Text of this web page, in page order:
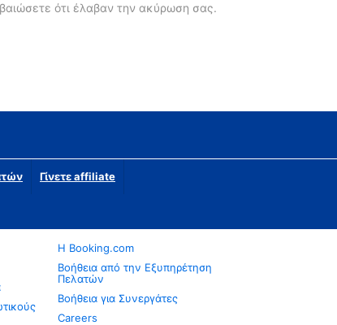
ότι έλαβαν την ακύρωση σας.
Γίνετε affiliate
Η Booking.com
Βοήθεια από την Εξυπηρέτηση
Πελατών
Βοήθεια για Συνεργάτες
Careers